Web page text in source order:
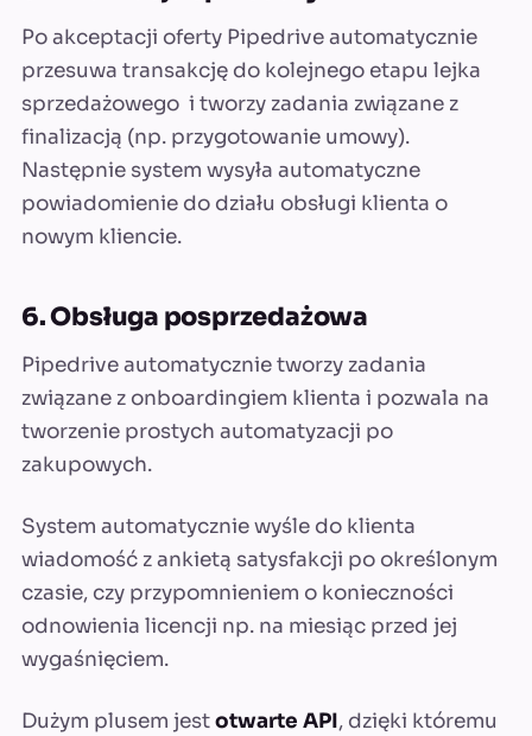
Po akceptacji oferty Pipedrive automatycznie
przesuwa transakcję do kolejnego etapu lejka
sprzedażowego i tworzy zadania związane z
finalizacją (np. przygotowanie umowy).
Następnie system wysyła automatyczne
powiadomienie do działu obsługi klienta o
nowym kliencie.
6. Obsługa posprzedażowa
Pipedrive automatycznie tworzy zadania
związane z onboardingiem klienta i pozwala na
tworzenie prostych automatyzacji po
zakupowych.
System automatycznie wyśle do klienta
wiadomość z ankietą satysfakcji po określonym
czasie, czy przypomnieniem o konieczności
odnowienia licencji np. na miesiąc przed jej
wygaśnięciem.
Dużym plusem jestotwarte API, dzięki któremu